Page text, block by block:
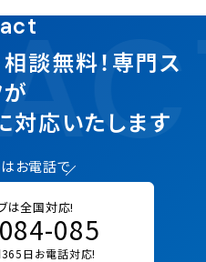
相談無料！専門ス
が
対応いたします
お電話で
は全国対応!
085
日お電話対応!